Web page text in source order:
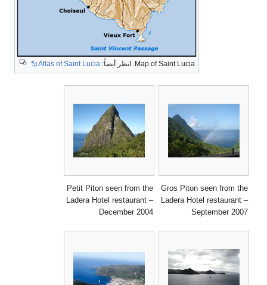
Map of Saint Lucia. انظر أيضاً: Atlas of Saint Lucia
Gros Piton seen from the
Ladera Hotel restaurant –
September 2007
Petit Piton seen from the
Ladera Hotel restaurant –
December 2004